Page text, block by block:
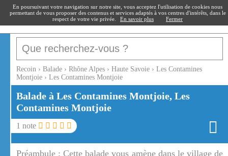
recoin.fr
Recoin › Balade › Rhône Alpes › Haute Savoie › Les Contamines
Montjoie › Les Contamines Montjoie
Balade à Les Contamines Montjoie, Les
Contamines Montjoie
1 note
Préambule :Cette balade vous amène dans le village de
En poursuivant votre navigation sur notre site, vous acceptez l'utilisation de cookies nous
permettant de vous proposer des contenus et services adaptés à vos centres d'intérêts, dans le
respect de votre vie privée.
En savoir plus Fermer